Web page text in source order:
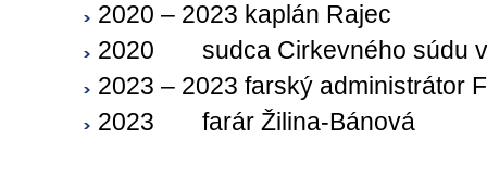
2020 – 2023 kaplán Rajec
2020
sudca Cirkevného súdu
2023 – 2023 farský administrátor
2023
farár Žilina-Bánová